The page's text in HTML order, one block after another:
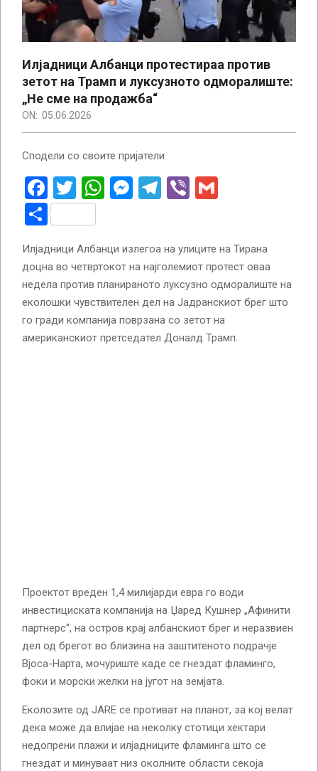
Илјадници Албанци протестираа против
зетот на Трамп и луксузното одморалиште:
„Не сме на продажба“
ON: 05.06.2026
Сподели со своите пријатели
Facebook
Twitter
WhatsApp
Messenger
Telegram
Viber
Share
Илјадници Албанци излегоа на улиците на Тирана
доцна во четвртокот на најголемиот протест оваа
недела против планираното луксузно одморалиште на
еколошки чувствителен дел на Јадранскиот брег што
го гради компанија поврзана со зетот на
американскиот претседател Доналд Трамп.
Проектот вреден 1,4 милијарди евра го води
инвестициската компанија на Џаред Кушнер „Афинити
партнерс“, на остров крај албанскиот брег и неразвиен
дел од брегот во близина на заштитеното подрачје
Вјоса-Нарта, мочуриште каде се гнездат фламинго,
фоки и морски желки на југот на земјата.
Еколозите од JARE се противат на планот, за кој велат
дека може да влијае на неколку стотици хектари
недопрени плажи и илјадниците фламинга што се
гнездат и минуваат низ околните области секоја